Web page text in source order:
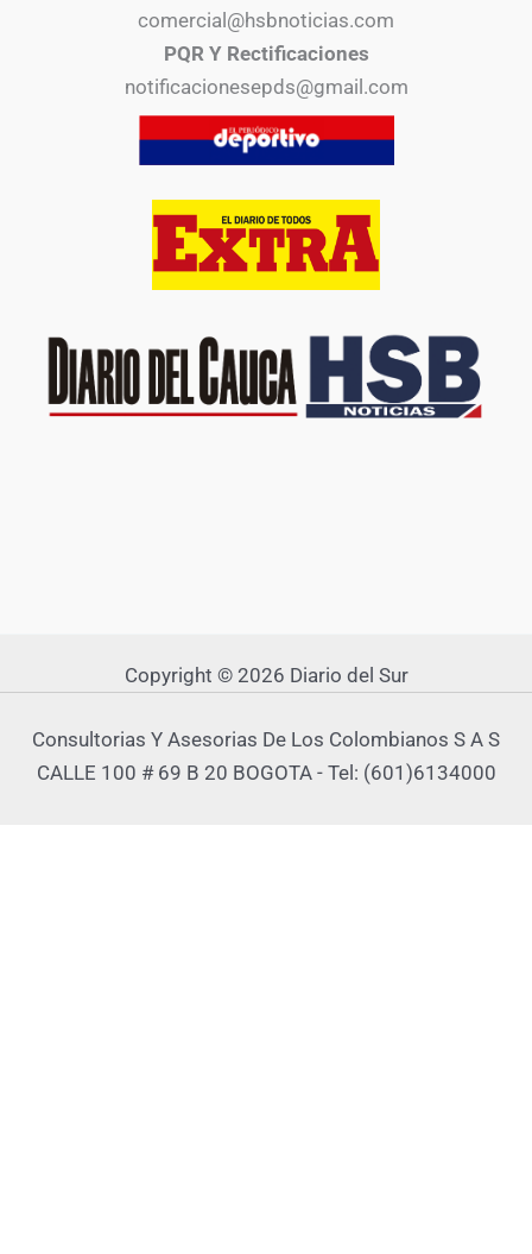
comercial@hsbnoticias.com
PQR Y Rectificaciones
notificacionesepds@gmail.com
Copyright © 2026 Diario del Sur
Consultorias Y Asesorias De Los Colombianos S A S
CALLE 100 # 69 B 20 BOGOTA - Tel: (601)6134000